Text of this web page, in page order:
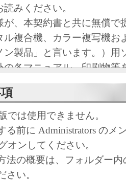
みください。
が、本契約書と共に無償で
ル複合機、カラー複写機お
ン製品」と言います。）用
の各マニュアル、印刷物等
ウェア」と言います。）を
キヤノン株式会社（以下キ
契約書です。
意』を示す下記のボタンを
ソフトウェア」のインスト
約書に同意したことになり
書に同意できない場合、「
では使用できません。
る前に Administrators のメ
オンしてください。
法の概要は、フォルダー内
さい。